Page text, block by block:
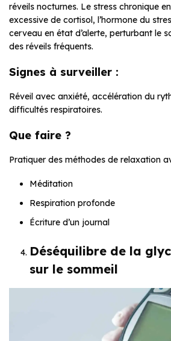
réveils nocturnes. Le stress chronique
excessive de cortisol, l’hormone du
cerveau en état d’alerte, perturbant le
des réveils fréquents.
Signes à surveiller :
Réveil avec anxiété, accélération du
difficultés respiratoires.
Que faire ?
Pratiquer des méthodes de relaxation
Méditation
Respiration profonde
Écriture d’un journal
Déséquilibre de la
sur le sommeil